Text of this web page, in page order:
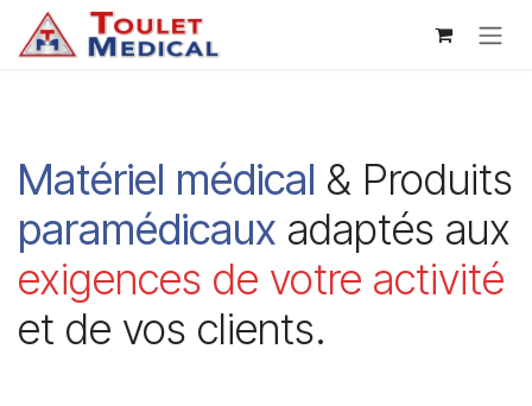
Se rendre au contenu
Matériel médical & Produits
paramédicaux adaptés aux
exigences de votre activité
et de vos clients.